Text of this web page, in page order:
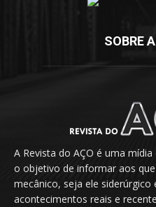
SOBRE
A Revista do AÇO é uma
o objetivo de informar aos
mecânico, seja ele
acontecimentos reais e